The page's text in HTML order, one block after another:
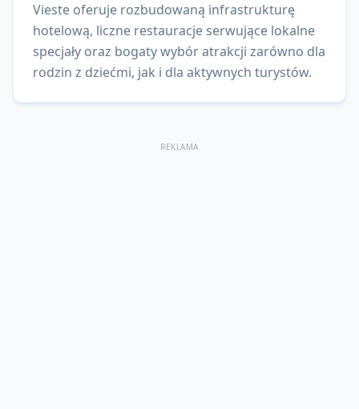
Vieste oferuje rozbudowaną infrastrukturę
hotelową, liczne restauracje serwujące lokalne
specjały oraz bogaty wybór atrakcji zarówno dla
rodzin z dziećmi, jak i dla aktywnych turystów.
REKLAMA